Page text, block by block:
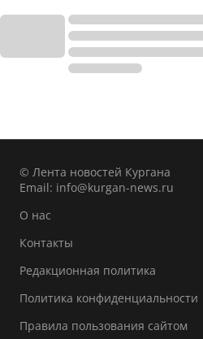
© Лента новостей Кургана
Email: info@kurgan-news.ru
О нас
Контакты
Редакционная политика
Политика конфиденциальности
Правила пользования сайтом